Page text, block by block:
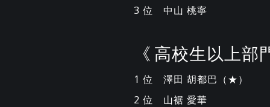
3 位 中山 桃寧
《 高校生以上部
1 位 澤田 胡都巴（★）
2 位 山裾 愛華